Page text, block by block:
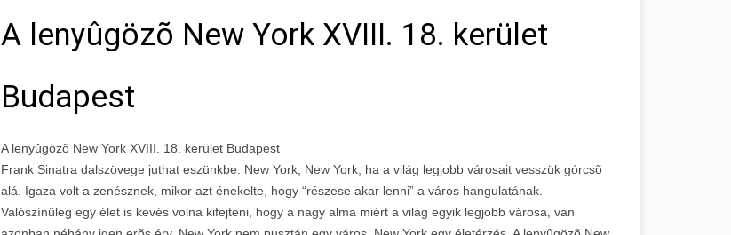
A lenyûgözõ New York XVIII. 18. kerület
Budapest
A lenyûgözõ New York XVIII. 18. kerület Budapest
Frank Sinatra dalszövege juthat eszünkbe: New York, New York, ha a világ legjobb városait vesszük górcsõ
alá. Igaza volt a zenésznek, mikor azt énekelte, hogy “részese akar lenni” a város hangulatának.
Valószínûleg egy élet is kevés volna kifejteni, hogy a nagy alma miért a világ egyik legjobb városa, van